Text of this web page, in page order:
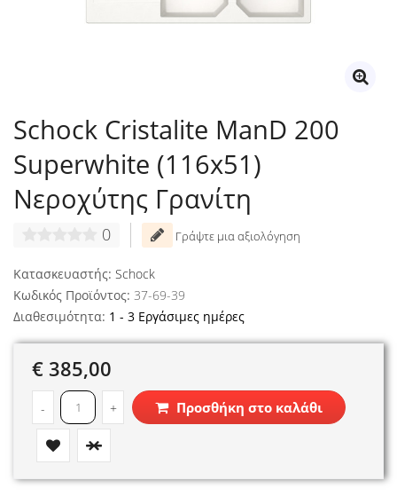
Schock Cristalite ManD 200
Superwhite (116x51)
Νεροχύτης Γρανίτη
0 Γράψτε μια αξιολόγηση
Κατασκευαστής: Schock
Κωδικός Προϊόντος: 37-69-39
Διαθεσιμότητα: 1 - 3 Εργάσιμες ημέρες
€ 385,00
- + Προσθήκη στο καλάθι